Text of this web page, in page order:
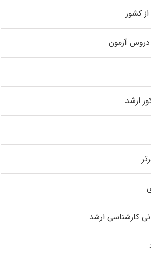
کشور
آزمون
ارشد
کارشناسی ارشد